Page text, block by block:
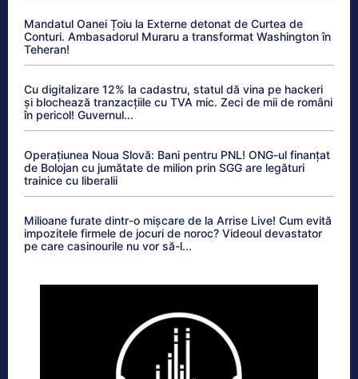
Mandatul Oanei Țoiu la Externe detonat de Curtea de
Conturi. Ambasadorul Muraru a transformat Washington în
Teheran!
Cu digitalizare 12% la cadastru, statul dă vina pe hackeri
și blochează tranzacțiile cu TVA mic. Zeci de mii de români
în pericol! Guvernul...
Operațiunea Noua Slovă: Bani pentru PNL! ONG-ul finanțat
de Bolojan cu jumătate de milion prin SGG are legături
trainice cu liberalii
Milioane furate dintr-o mișcare de la Arrise Live! Cum evită
impozitele firmele de jocuri de noroc? Videoul devastator
pe care casinourile nu vor să-l...